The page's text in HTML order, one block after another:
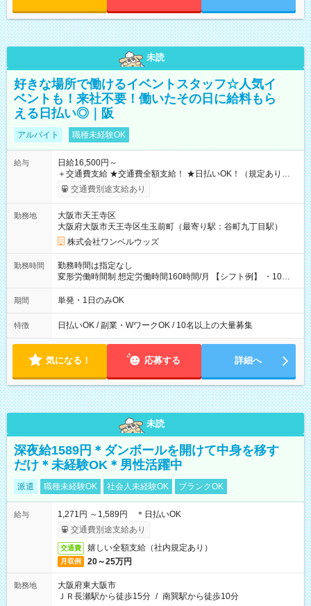
未読
好きな場所で働けるイベントスタッフ☆人気イ
ベントも！来社不要！働いたその日に給料もら
える日払い◎｜阪
アルバイト 職種未経験OK
給与
日給16,500円～
＋交通費支給 ★交通費全額支給！ ★日払いOK！（規定あり） ┗
働いたその日に現金GET♪ お仕事後はコンビニATMから 日払
交通費別途支給あり
勤務地
大阪市天王寺区
大阪府大阪市天王寺区生玉前町（最寄り駅：谷町九丁目駅）
株式会社ワンベルウッズ
勤務時間
勤務時間は指定なし
変形労働時間制 想定労働時間160時間/月 【シフト例】 ・10：
00～20：00
期間 単発・1日のみOK
特徴 日払いOK / 副業・WワークOK / 10名以上の大量募集
気になる！ 応募する 詳細へ
未読
深夜給1589円＊ダンボールを開けて中身を移す
だけ＊未経験OK＊男性活躍中
派遣 職種未経験OK 社会人未経験OK ブランクOK
給与
1,271円 ～1,589円 ＊日払いOK
交通費別途支給あり
交通費 嬉しい全額支給（社内規定あり）
月収例 20～25万円
勤務地
大阪府東大阪市
ＪＲ長瀬駅から徒歩15分 / 南巽駅から徒歩10分